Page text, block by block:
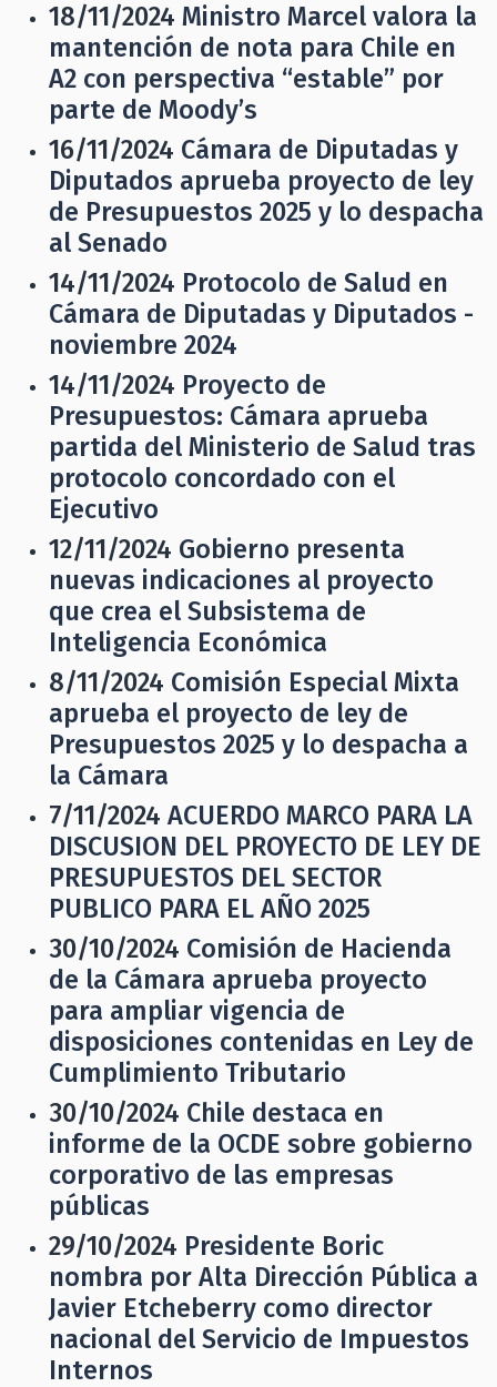
18/11/2024 Ministro Marcel valora la
mantención de nota para Chile en
A2 con perspectiva “estable” por
parte de Moody’s
16/11/2024 Cámara de Diputadas y
Diputados aprueba proyecto de ley
de Presupuestos 2025 y lo despacha
al Senado
14/11/2024 Protocolo de Salud en
Cámara de Diputadas y Diputados -
noviembre 2024
14/11/2024 Proyecto de
Presupuestos: Cámara aprueba
partida del Ministerio de Salud tras
protocolo concordado con el
Ejecutivo
12/11/2024 Gobierno presenta
nuevas indicaciones al proyecto
que crea el Subsistema de
Inteligencia Económica
8/11/2024 Comisión Especial Mixta
aprueba el proyecto de ley de
Presupuestos 2025 y lo despacha a
la Cámara
7/11/2024 ACUERDO MARCO PARA LA
DISCUSION DEL PROYECTO DE LEY DE
PRESUPUESTOS DEL SECTOR
PUBLICO PARA EL AÑO 2025
30/10/2024 Comisión de Hacienda
de la Cámara aprueba proyecto
para ampliar vigencia de
disposiciones contenidas en Ley de
Cumplimiento Tributario
30/10/2024 Chile destaca en
informe de la OCDE sobre gobierno
corporativo de las empresas
públicas
29/10/2024 Presidente Boric
nombra por Alta Dirección Pública a
Javier Etcheberry como director
nacional del Servicio de Impuestos
Internos